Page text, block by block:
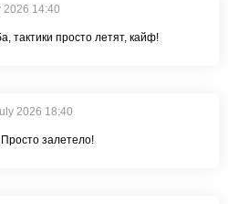
2026 14:40
тактики просто летят, кайф!
2026 18:40
залетело!